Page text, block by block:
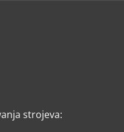
strojeva: